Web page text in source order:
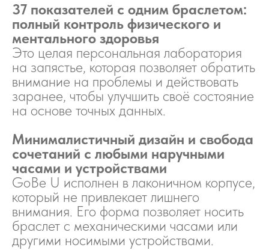
37 показателей с одним браслетом:
полный контроль физического и
ментального здоровья
Это целая персональная лаборатория
на запястье, которая позволяет обратить
внимание на проблемы и действовать
заранее, чтобы улучшить своё состояние
на основе точных данных.
Минималистичный дизайн и свобода
сочетаний с любыми наручными
часами и устройствами
GoBe U исполнен в лаконичном корпусе,
который не привлекает лишнего
внимания. Его форма позволяет носить
браслет с механическими часами или
другими носимыми устройствами.